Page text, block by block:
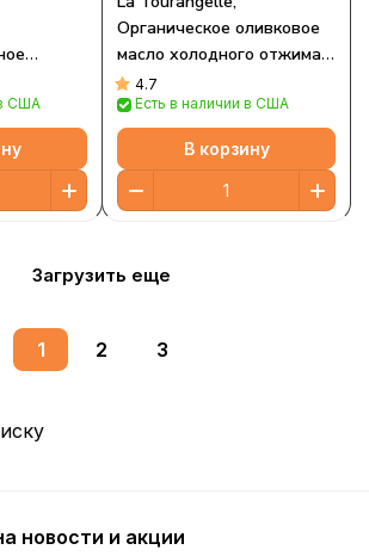
высшего
мл
США
Органическое оливковое
масло холодного отжима,
мягкое и фруктовое, 750
мл (25,4 жидк. Унции)
4.7
Есть в наличии в США
В корзину
Загрузить еще
1 2 3
новости и акции